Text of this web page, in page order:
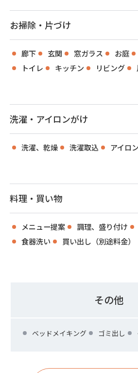
お掃除・片づけ
廊下 玄関 窓ガラス お庭
トイレ
キッチン リビング
洗濯・アイロンがけ
洗濯、乾燥 洗濯取込 アイロ
料理・買い物
メニュー提案 調理、盛り付け
食器洗い
買い出し（別途料金）
その他
ベッドメイキング ゴミ出し